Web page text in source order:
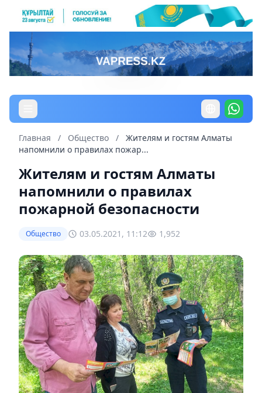
Главная / Общество /
Жителям и гостям Алматы
напомнили о правилах пожар...
Жителям и гостям Алматы
напомнили о правилах
пожарной безопасности
Общество 03.05.2021, 11:12 1,952